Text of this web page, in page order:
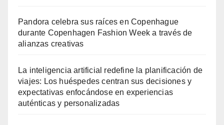
Pandora celebra sus raíces en Copenhague
durante Copenhagen Fashion Week a través de
alianzas creativas
La inteligencia artificial redefine la planificación de
viajes: Los huéspedes centran sus decisiones y
expectativas enfocándose en experiencias
auténticas y personalizadas